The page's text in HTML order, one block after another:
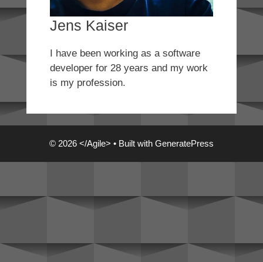
Jens Kaiser
I have been working as a software
developer for 28 years and my work
is my profession.
© 2026 </Agile> • Built with GeneratePress